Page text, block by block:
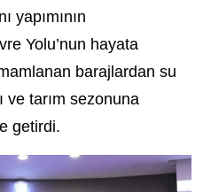
yapımının
Yolu’nun hayata
barajlardan su
ve tarım sezonuna
getirdi.